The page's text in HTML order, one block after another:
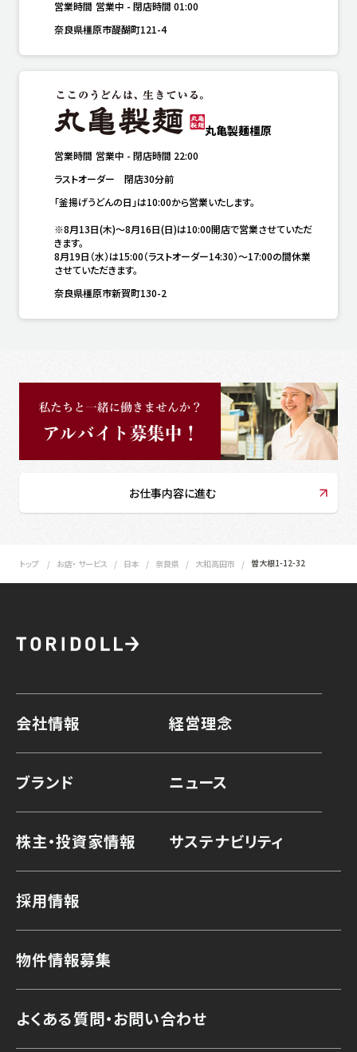
営業時間 営業中 - 閉店時間 01:00
奈良県橿原市醍醐町121-4
丸亀製麺橿原
営業時間 営業中 - 閉店時間 22:00
ラストオーダー　閉店30分前
「釜揚げうどんの日」は10:00から営業いたします。
※8月13日(木)～8月16日(日)は10:00開店で営業させていただ
きます。
8月19日（水）は15:00（ラストオーダー14:30）～17:00の間休業
させていただきます。
奈良県橿原市新賀町130-2
お仕事内容に進む
トップ お店・ サービス 日本 奈良県 大和高田市 曽大根1-12-32
会社情報 経営理念
ブランド ニュース
株主・投資家情報 サステナビリティ
採用情報
物件情報募集
よくある質問・お問い合わせ